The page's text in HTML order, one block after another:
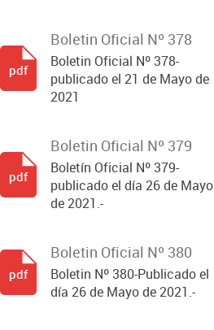
Boletin Oficial Nº 378
Boletin Oficial Nº 378-
publicado el 21 de Mayo de
2021
pdf
Boletin Oficial Nº 379
Boletín Oficial Nº 379-
publicado el día 26 de Mayo
de 2021.-
pdf
Boletin Oficial Nº 380
Boletin Nº 380-Publicado el
día 26 de Mayo de 2021.-
pdf